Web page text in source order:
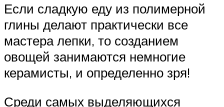
Если сладкую еду из полимерной
глины делают практически все
мастера лепки, то созданием
овощей занимаются немногие
керамисты, и определенно зря!
Среди самых выделяющихся